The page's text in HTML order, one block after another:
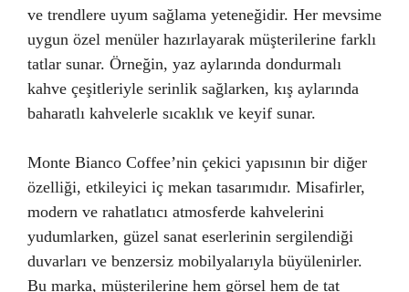
ve trendlere uyum sağlama yeteneğidir. Her mevsime
uygun özel menüler hazırlayarak müşterilerine farklı
tatlar sunar. Örneğin, yaz aylarında dondurmalı
kahve çeşitleriyle serinlik sağlarken, kış aylarında
baharatlı kahvelerle sıcaklık ve keyif sunar.
Monte Bianco Coffee’nin çekici yapısının bir diğer
özelliği, etkileyici iç mekan tasarımıdır. Misafirler,
modern ve rahatlatıcı atmosferde kahvelerini
yudumlarken, güzel sanat eserlerinin sergilendiği
duvarları ve benzersiz mobilyalarıyla büyülenirler.
Bu marka, müşterilerine hem görsel hem de tat